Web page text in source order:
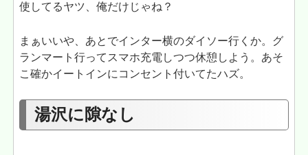
使してるヤツ、俺だけじゃね？
まぁいいや、あとでインター横のダイソー行くか。グ
ランマート行ってスマホ充電しつつ休憩しよう。あそ
こ確かイートインにコンセント付いてたハズ。
湯沢に隙なし